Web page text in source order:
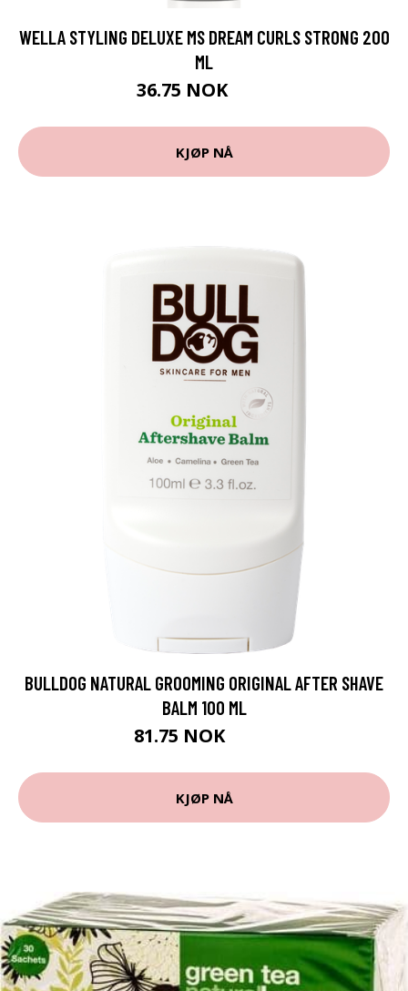
WELLA STYLING DELUXE MS DREAM CURLS STRONG 200
ML
36.75 NOK
KJØP NÅ
BULLDOG NATURAL GROOMING ORIGINAL AFTER SHAVE
BALM 100 ML
81.75 NOK
KJØP NÅ